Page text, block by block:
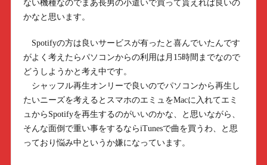
ない機種なのでまあ長男の小遣いで買って貰えれば良いの
かなと思います。
Spotifyの方は良いサービスが有ったと喜んでいたんです
がよく考えたらパソコンからの利用は月15時間までなので
どうしようかと考え中です。
シャッフル再生オンリーで良いのでパソコンから再生し
たいニーズを考えるとスマホのエミュをMacに入れてエミ
ュからSpotifyを再生するのがいいのかな、と思いながら、
そんな面倒で重い事をするならiTunesで曲を買うわ、と思
っており悩み中というか嫌になっています。